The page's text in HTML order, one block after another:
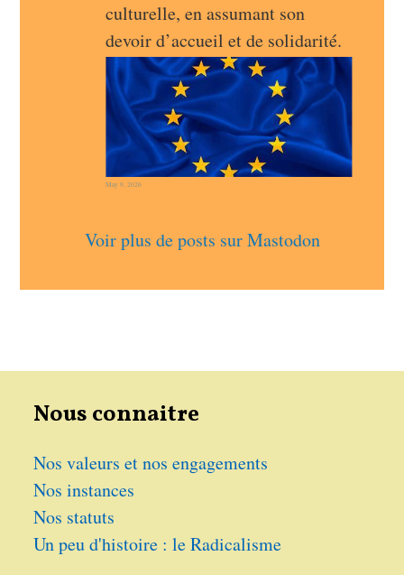
culturelle, en assumant son
devoir d’accueil et de solidarité.
May 9, 2026
Voir plus de posts sur Mastodon
Nous connaitre
Nos valeurs et nos engagements
Nos instances
Nos statuts
Un peu d'histoire : le Radicalisme